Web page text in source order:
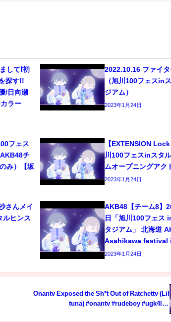
して❗️初
探す!!
/日向瀬
ラー
2022.10.16 ファイ
（旭川100フェスin
ジアム）
2023年1月24日
フェス
チ
み）【坂
【EXTENSION
川100フェスinスタ
ムオープニングアク
2023年1月24日
さんメイ
ルヒンス
AKB48【チーム8】
日「旭川100フェス
タジアム」 北海道
Asahikawa festival
2023年1月24日
Onantv Exposed the Sh*t Out of Ratchettv (Lil
tuna) #onantv #rudeboy #ugk4life